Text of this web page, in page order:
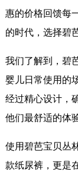
惠的价格回馈每
的时代，选择碧
我们了解到，碧
婴儿日常使用的
经过精心设计，
他们最舒适的体
使用碧芭宝贝丛
款纸尿裤，更是